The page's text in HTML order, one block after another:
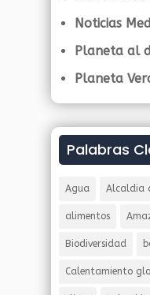
Noticias
Planeta al
Planeta
Palabras
Agua Alcaldia
alimentos
Biodiversidad
Calentamiento